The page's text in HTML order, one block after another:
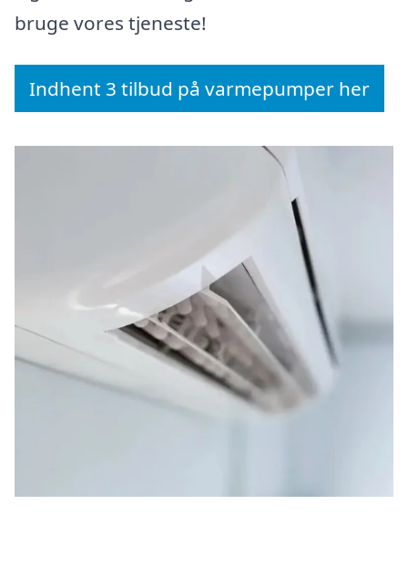
bruge vores tjeneste!
Indhent 3 tilbud på varmepumper her